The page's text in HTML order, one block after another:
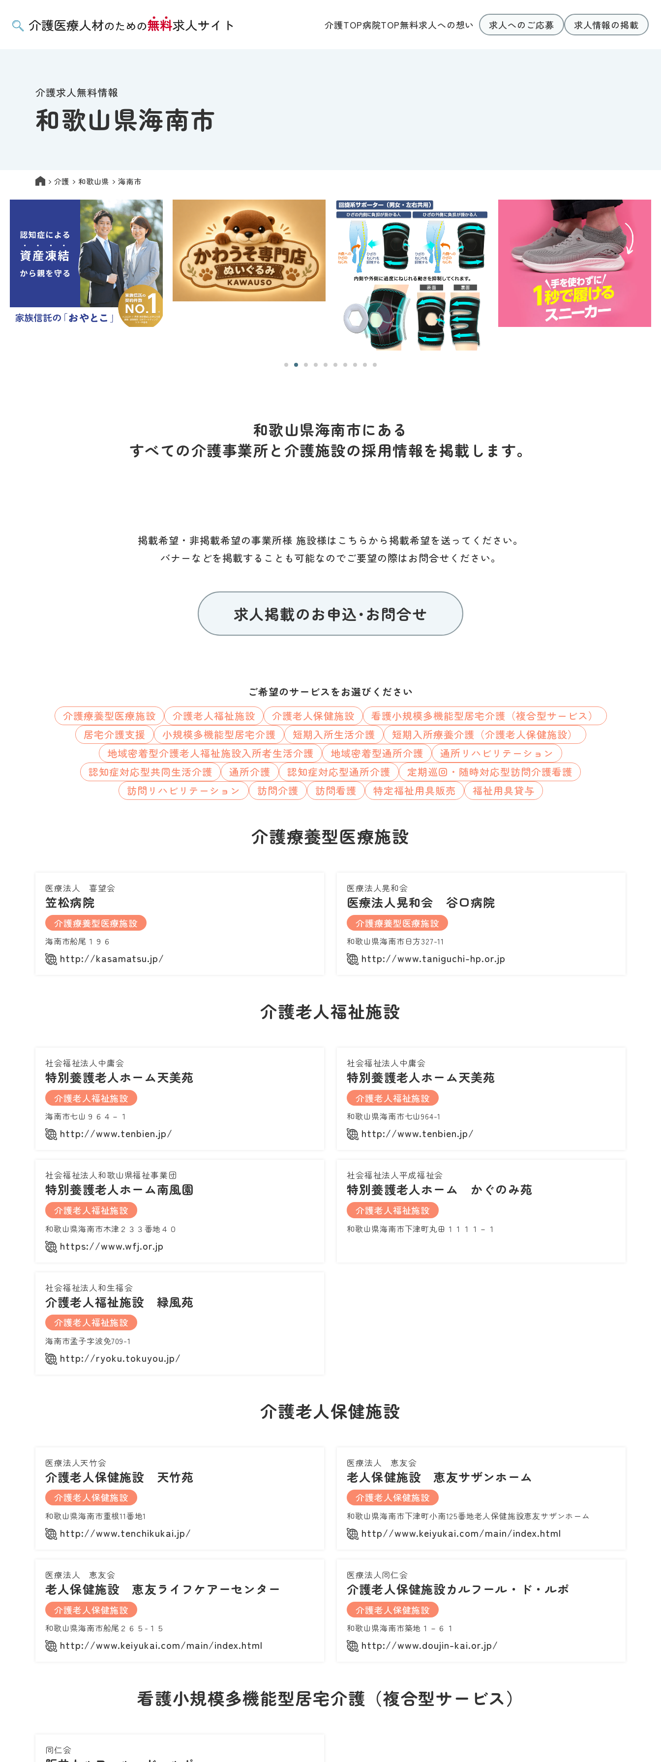
介護TOP病院TOP無料求人への想い 求人へのご応募 求人情報の掲載
介護求人無料情報
和歌山県海南市
介護 和歌山県 海南市
和歌山県海南市にある
すべての介護事業所と介護施設の採用情報を掲載します。
掲載希望・非掲載希望の事業所様 施設様はこちらから掲載希望を送ってください。
バナーなどを掲載することも可能なのでご要望の際はお問合せください。
求人掲載のお申込･お問合せ
ご希望のサービスをお選びください
介護療養型医療施設
介護老人福祉施設 介護老人保健施設
看護小規模多機能型居宅介護（複合型サービス）
居宅介護支援
小規模多機能型居宅介護 短期入所生活介護
短期入所療養介護（介護老人保健施設）
地域密着型介護老人福祉施設入所者生活介護
地域密着型通所介護
通所リハビリテーション
認知症対応型共同生活介護
通所介護 認知症対応型通所介護
定期巡回・随時対応型訪問介護看護
訪問リハビリテーション
訪問介護 訪問看護 特定福祉用具販売 福祉用具貸与
介護療養型医療施設
医療法人 喜望会
笠松病院
介護療養型医療施設
海南市船尾１９６
http://kasamatsu.jp/
医療法人晃和会
医療法人晃和会 谷口病院
介護療養型医療施設
和歌山県海南市日方327-11
http://www.taniguchi-hp.or.jp
介護老人福祉施設
社会福祉法人中庸会
特別養護老人ホーム天美苑
介護老人福祉施設
海南市七山９６４－１
http://www.tenbien.jp/
社会福祉法人中庸会
特別養護老人ホーム天美苑
介護老人福祉施設
和歌山県海南市七山964-1
http://www.tenbien.jp/
社会福祉法人和歌山県福祉事業団
特別養護老人ホーム南風園
介護老人福祉施設
和歌山県海南市木津２３３番地４０
https://www.wfj.or.jp
社会福祉法人平成福祉会
特別養護老人ホーム かぐのみ苑
介護老人福祉施設
和歌山県海南市下津町丸田１１１１－１
社会福祉法人和生福会
介護老人福祉施設 緑風苑
介護老人福祉施設
海南市孟子字波免709-1
http://ryoku.tokuyou.jp/
介護老人保健施設
医療法人天竹会
介護老人保健施設 天竹苑
介護老人保健施設
和歌山県海南市重根11番地1
http://www.tenchikukai.jp/
医療法人 恵友会
老人保健施設 恵友サザンホーム
介護老人保健施設
和歌山県海南市下津町小南125番地老人保健施設恵友サザンホーム
http//www.keiyukai.com/main/index.html
医療法人 恵友会
老人保健施設 恵友ライフケアーセンター
介護老人保健施設
和歌山県海南市船尾２６５-１５
http://www.keiyukai.com/main/index.html
医療法人同仁会
介護老人保健施設カルフール・ド・ルポ
介護老人保健施設
和歌山県海南市築地１－６１
http://www.doujin-kai.or.jp/
看護小規模多機能型居宅介護（複合型サービス）
同仁会